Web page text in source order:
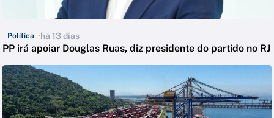
Política há 13 dias
PP irá apoiar Douglas Ruas, diz presidente do partido no RJ